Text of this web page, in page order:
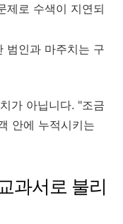
제로 수색이 지연되
범인과 마주치는 구
가 아닙니다. "조금
안에 누적시키는
과서로 불리